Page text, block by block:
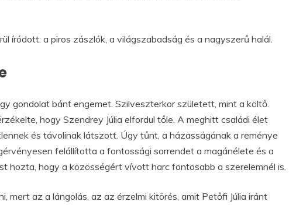
íródott: a piros zászlók, a világszabadság és a nagyszerű halál.
gondolat bánt engemet. Szilveszterkor született, mint a költő.
hogy Szendrey Júlia elfordul tőle. A meghitt családi élet
és távolinak látszott. Úgy tűnt, a házasságának a reménye
felállította a fontossági sorrendet a magánélete és a
hozta, hogy a közösségért vívott harc fontosabb a szerelemnél is.
mert az a lángolás, az az érzelmi kitörés, amit Petőfi Júlia iránt